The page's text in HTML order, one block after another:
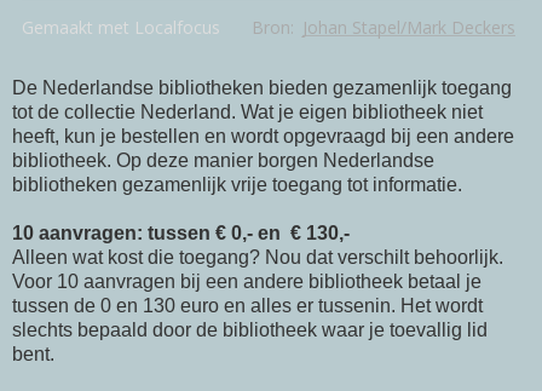
De Nederlandse bibliotheken bieden gezamenlijk toegang
tot de collectie Nederland. Wat je eigen bibliotheek niet
heeft, kun je bestellen en wordt opgevraagd bij een andere
bibliotheek. Op deze manier borgen Nederlandse
bibliotheken gezamenlijk vrije toegang tot informatie.
10 aanvragen: tussen € 0,- en € 130,-
Alleen wat kost die toegang? Nou dat verschilt behoorlijk.
Voor 10 aanvragen bij een andere bibliotheek betaal je
tussen de 0 en 130 euro en alles er tussenin. Het wordt
slechts bepaald door de bibliotheek waar je toevallig lid
bent.